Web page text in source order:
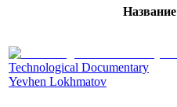
Название
Technological Documentary
Yevhen Lokhmatov